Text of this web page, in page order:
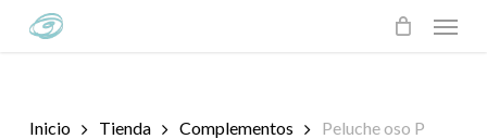
Menu
Inicio Tienda Complementos Peluche oso P